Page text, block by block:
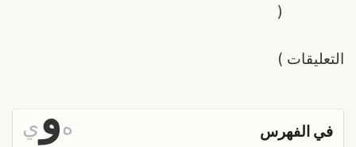
التعليقات
(
)
في الفهرس هو ي